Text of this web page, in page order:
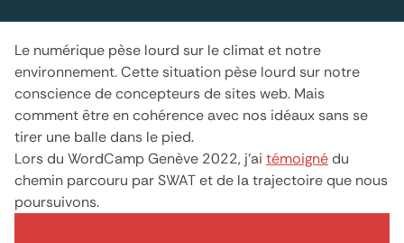
Le numérique pèse lourd sur le climat et notre
environnement. Cette situation pèse lourd sur notre
conscience de concepteurs de sites web. Mais
comment être en cohérence avec nos idéaux sans se
tirer une balle dans le pied.
Lors du WordCamp Genève 2022, j’ai témoignédu
chemin parcouru par SWAT et de la trajectoire que nous
poursuivons.